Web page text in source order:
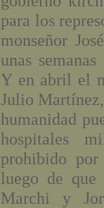
para los
monseñor
unas
Y en abril el
Julio
humanidad
hospitales
prohibido por
luego de que
Marchi y